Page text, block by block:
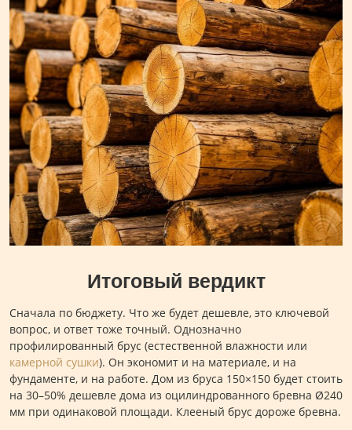
Итоговый вердикт
Сначала по бюджету. Что же будет дешевле, это ключевой
вопрос, и ответ тоже точный. Однозначно
профилированный брус (естественной влажности или
камерной сушки). Он экономит и на материале, и на
фундаменте, и на работе. Дом из бруса 150×150 будет стоить
на 30–50% дешевле дома из оцилиндрованного бревна Ø240
мм при одинаковой площади. Клееный брус дороже бревна.